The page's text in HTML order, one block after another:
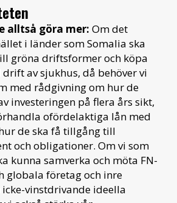
alltså göra mer: Om det
i länder som Somalia ska
gröna driftsformer och köpa
av sjukhus, då behöver vi
med rådgivning om hur de
investeringen på flera års sikt,
ofördelaktiga lån med
de ska få tillgång till
och obligationer. Om vi som
kunna samverka och möta FN-
globala företag och inre
vinstdrivande ideella